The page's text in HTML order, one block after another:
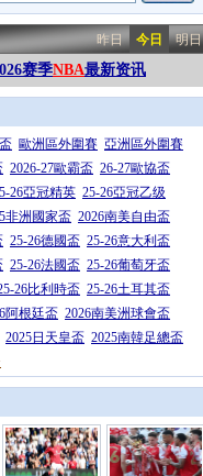
昨日 今日 明日
赛季NBA最新资讯
歐洲區外圍賽 亞洲區外圍賽
2026-27歐霸盃 26-27歐協盃
26亞冠精英 25-26亞冠乙级
非洲國家盃 2026南美自由盃
25-26德國盃 25-26意大利盃
25-26法國盃 25-26葡萄牙盃
26比利時盃 25-26土耳其盃
阿根廷盃 2026南美洲球會盃
2025日天皇盃 2025南韓足總盃